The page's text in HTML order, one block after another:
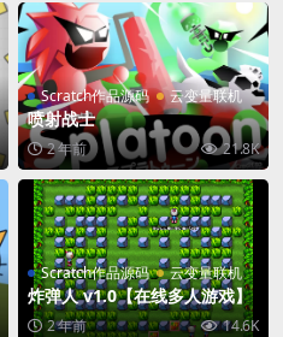
Scratch作品源码 云变量联机
喷射战士
2 年前 21.8K
Scratch作品源码 云变量联机
炸弹人 v1.0【在线多人游戏】
2 年前 14.6K